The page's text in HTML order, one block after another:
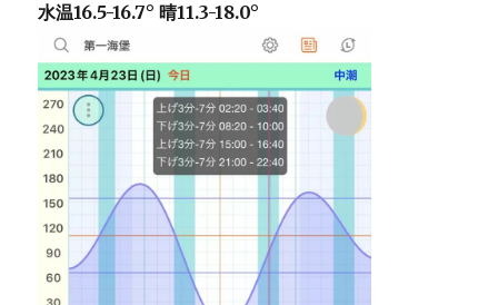
水温16.5-16.7° 晴11.3-18.0°